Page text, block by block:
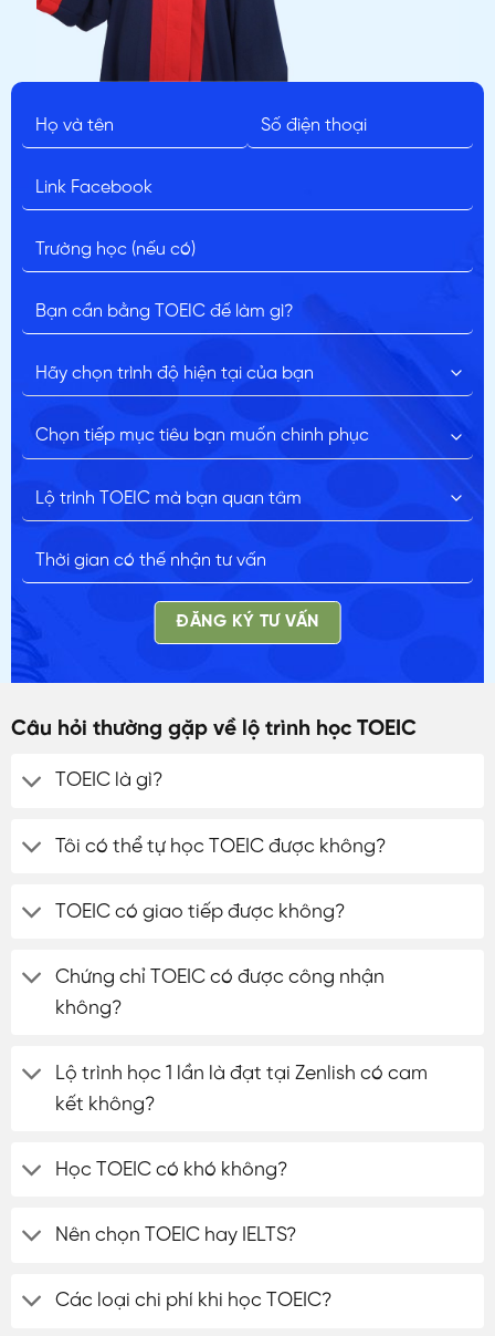
ĐĂNG KÝ TƯ VẤN
Câu hỏi thường gặp về lộ trình học TOEIC
TOEIC là gì?
Tôi có thể tự học TOEIC được không?
TOEIC có giao tiếp được không?
Chứng chỉ TOEIC có được công nhận
không?
Lộ trình học 1 lần là đạt tại Zenlish có cam
kết không?
Học TOEIC có khó không?
Nên chọn TOEIC hay IELTS?
Các loại chi phí khi học TOEIC?
ĐĂNG KÝ TƯ VẤN